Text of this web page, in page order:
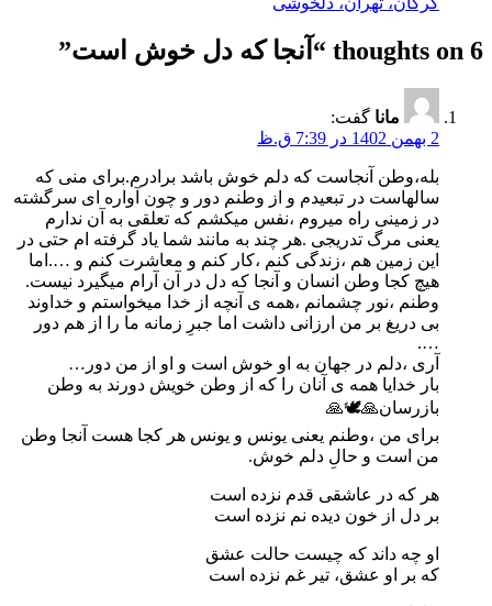
6 thoughts on “ آنجا که دل خوش است”
مانا گفت:
2 بهمن 1402 در 7:39 ق.ظ
بله،وطن آنجاست که دلم خوش باشد برادرم.برای منی که
سالهاست در تبعیدم و از وطنم دور و چون آواره ای سرگشته
در زمینی راه میروم ،نفس میکشم که تعلقی به آن ندارم
یعنی مرگ تدریجی .هر چند به مانند شما یاد گرفته ام حتی در
این زمین هم ،زندگی کنم ،کار کنم و معاشرت کنم و ….اما
هیچ کجا وطن انسان و آنجا که دل در آن آرام میگیرد نیست.
وطنم ،نور چشمانم ،همه ی آنچه از خدا میخواستم و خداوند
بی دریغ بر من ارزانی داشت اما جبرِ زمانه ما را از هم دور
….
آری ،دلم در جهان به او خوش است و او از من دور…
بار خدایا همه ی آنان را که از وطن خویش دورند به وطن
بازرسان🙏🕊️🙏
برای من ،وطنم یعنی یونس و یونس هر کجا هست آنجا وطن
من است و حالِ دلم خوش.
هر که در عاشقی قدم نزده است
بر دل از خون دیده نم نزده است
او چه داند که چیست حالت عشق
که بر او عشق، تیر غم نزده است